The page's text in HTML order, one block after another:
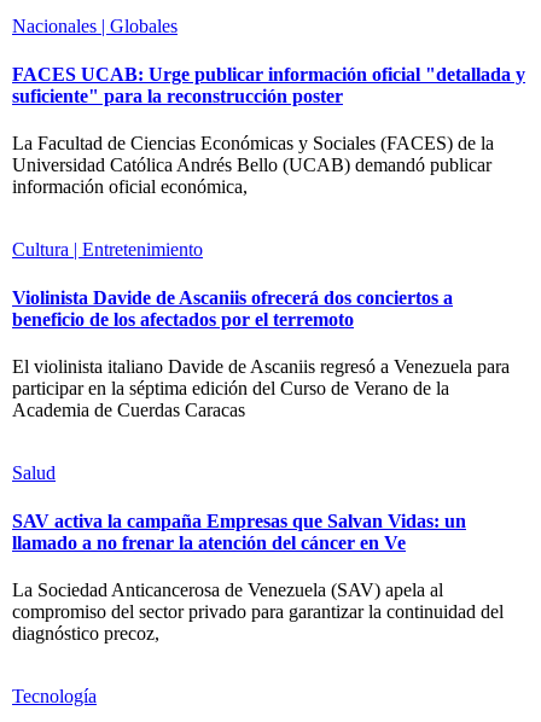
Nacionales | Globales
FACES UCAB: Urge publicar información oficial "detallada y
suficiente" para la reconstrucción poster
La Facultad de Ciencias Económicas y Sociales (FACES) de la
Universidad Católica Andrés Bello (UCAB) demandó publicar
información oficial económica,
Cultura | Entretenimiento
Violinista Davide de Ascaniis ofrecerá dos conciertos a
beneficio de los afectados por el terremoto
El violinista italiano Davide de Ascaniis regresó a Venezuela para
participar en la séptima edición del Curso de Verano de la
Academia de Cuerdas Caracas
Salud
SAV activa la campaña Empresas que Salvan Vidas: un
llamado a no frenar la atención del cáncer en Ve
La Sociedad Anticancerosa de Venezuela (SAV) apela al
compromiso del sector privado para garantizar la continuidad del
diagnóstico precoz,
Tecnología